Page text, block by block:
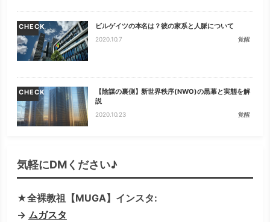
CHECK ビルゲイツの本名は？彼の家系と人脈について
2020.10.7 覚醒
CHECK
【陰謀の裏側】新世界秩序(NWO)の黒幕と実態を解
説
2020.10.23 覚醒
気軽にDMください♪
★全裸教祖【MUGA】インスタ:
→ ムガスタ